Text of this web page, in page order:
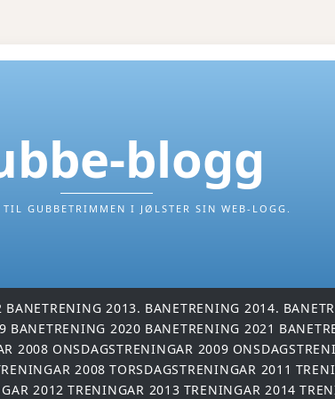
blogg
TIL GUBBETRIMMEN I JØLSTER SIN WEB-LOGG.
BANETRENING 2013. BANETRENING 2014.
BANETRENING 2020 BANETRENING 2021
2008 ONSDAGSTRENINGAR 2009
2008 TORSDAGSTRENINGAR 2011
2012 TRENINGAR 2013 TRENINGAR 2014